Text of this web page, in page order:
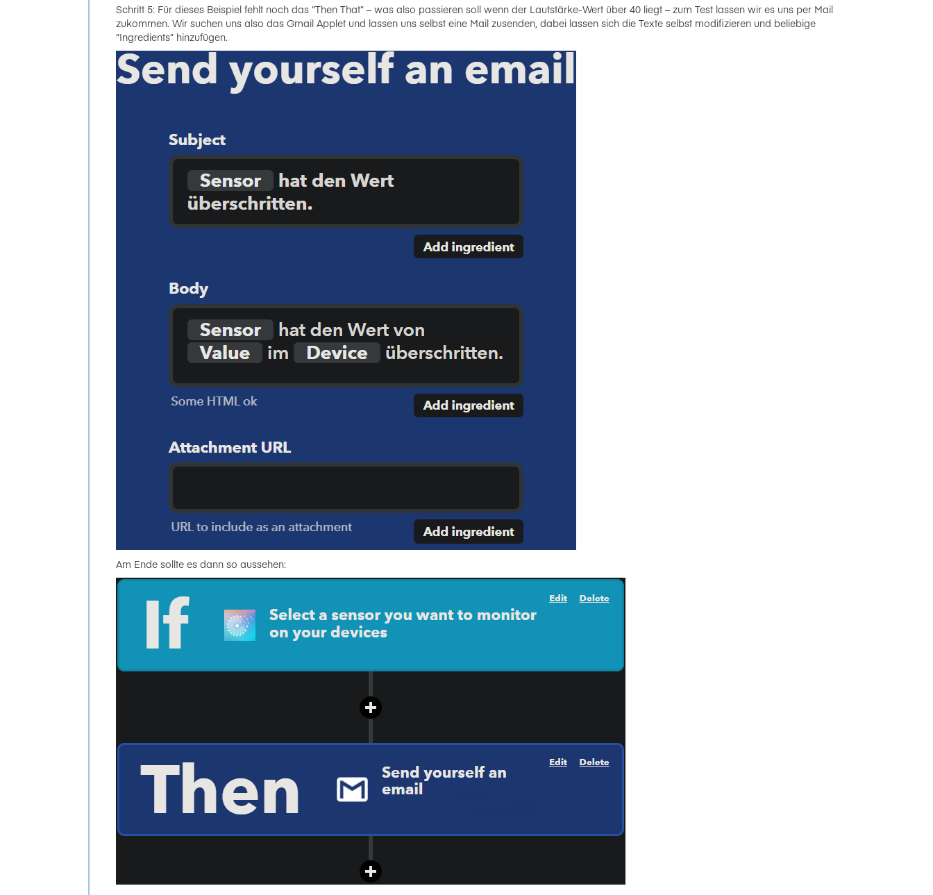
Schritt 5: Für dieses Beispiel fehlt noch das “Then That” – was also passieren soll wenn der Lautstärke-Wert über 40 liegt – zum Test lassen wir es uns per Mail
zukommen. Wir suchen uns also das Gmail Applet und lassen uns selbst eine Mail zusenden, dabei lassen sich die Texte selbst modifizieren und beliebige
“Ingredients” hinzufügen.
Am Ende sollte es dann so aussehen: